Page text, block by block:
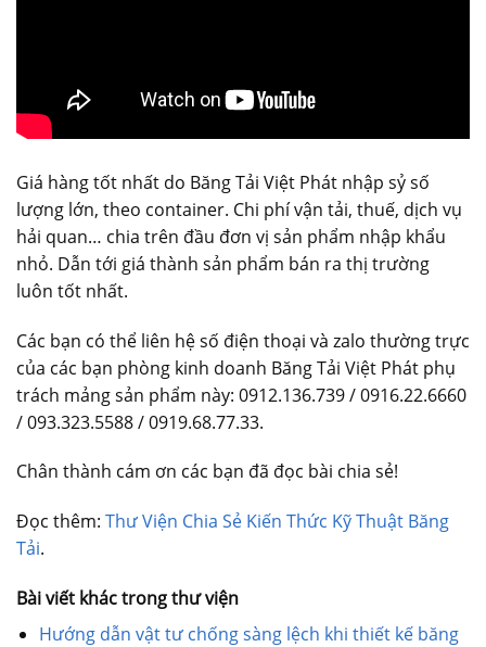
Giá hàng tốt nhất do Băng Tải Việt Phát nhập sỷ số
lượng lớn, theo container. Chi phí vận tải, thuế, dịch vụ
hải quan… chia trên đầu đơn vị sản phẩm nhập khẩu
nhỏ. Dẫn tới giá thành sản phẩm bán ra thị trường
luôn tốt nhất.
Các bạn có thể liên hệ số điện thoại và zalo thường trực
của các bạn phòng kinh doanh Băng Tải Việt Phát phụ
trách mảng sản phẩm này: 0912.136.739 / 0916.22.6660
/ 093.323.5588 / 0919.68.77.33.
Chân thành cám ơn các bạn đã đọc bài chia sẻ!
Đọc thêm: Thư Viện Chia Sẻ Kiến Thức Kỹ Thuật Băng
Tải.
Bài viết khác trong thư viện
Hướng dẫn vật tư chống sàng lệch khi thiết kế băng